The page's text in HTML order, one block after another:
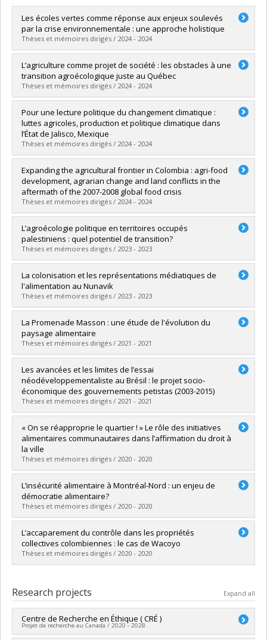
Les écoles vertes comme réponse aux enjeux soulevés
par la crise environnementale : une approche holistique
Thèses et mémoires dirigés / 2024 - 2024
Graduate : Pinard, Marianne
Cycle :Master's
Grade :M. Sc.
Lien vers le document dans Papyrus
L’agriculture comme projet de société : les obstacles à une
transition agroécologique juste au Québec
Thèses et mémoires dirigés / 2024 - 2024
Graduate :Sylvestre, Rachel
Cycle :Master's
Grade : M. Sc.
Lien vers le document dans Papyrus
Pour une lecture politique du changement climatique :
luttes agricoles, production et politique climatique dans
l’État de Jalisco, Mexique
Thèses et mémoires dirigés / 2024 - 2024
Graduate :Pina Zaballa, Kenya Fernanda
Cycle :Master's
Grade :M. Sc.
Lien vers le document dans Papyrus
Expanding the agricultural frontier in Colombia : agri-food
development, agrarian change and land conflicts in the
aftermath of the 2007-2008 global food crisis
Thèses et mémoires dirigés / 2024 - 2024
Graduate :Martinez Esguerra, Estefania
Cycle :Doctoral
Grade :Ph. D.
Lien vers le document dans Papyrus
L’agroécologie politique en territoires occupés
palestiniens : quel potentiel de transition?
Thèses et mémoires dirigés / 2023 - 2023
Graduate :Plourde, Florence
Cycle :Master's
Grade :M. Sc.
Lien vers le document dans Papyrus
La colonisation et les représentations médiatiques de
l'alimentation au Nunavik
Thèses et mémoires dirigés / 2023 - 2023
Graduate :Granger, Alexandre
Cycle :Master's
Grade :M. Sc.
Lien vers le document dans Papyrus
La Promenade Masson : une étude de l'évolution du
paysage alimentaire
Thèses et mémoires dirigés / 2021 - 2021
Graduate :Patry, Véronique
Cycle :Master's
Grade :M. Sc.
Lien vers le document dans Papyrus
Les avancées et les limites de l’essai
néodéveloppementaliste au Brésil : le projet socio-
économique des gouvernements petistas (2003-2015)
Thèses et mémoires dirigés / 2021 - 2021
Graduate :Djaia Oliveira e Souza, Julia
Cycle :Master's
Grade :
Lien vers le document dans Papyrus
« On se réapproprie le quartier ! » Le rôle des initiatives
alimentaires communautaires dans l’affirmation du droit à
la ville
Thèses et mémoires dirigés / 2020 - 2020
Graduate : Beauvais, Marie-Pierre
Cycle :Master's
Grade :M. Sc.
Lien vers le document dans Papyrus
L’insécurité alimentaire à Montréal-Nord : un enjeu de
démocratie alimentaire?
Thèses et mémoires dirigés / 2020 - 2020
Graduate :Levasseur, Nicholas
Cycle :Master's
Grade :M. Sc.
Lien vers le document dans Papyrus
L’accaparement du contrôle dans les propriétés
collectives colombiennes : le cas de Wacoyo
Thèses et mémoires dirigés / 2020 - 2020
Cycle :Master's
Grade :M. Sc.
Lien vers le document dans Papyrus
Research projects Expand all
Centre de Recherche en Éthique ( CRÉ )
Projet de recherche au Canada / 2020 - 2028